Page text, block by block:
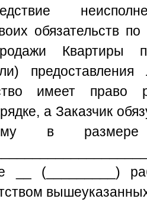
обязательств по
Квартиры
имеет право
а Заказчик
в размере
__ (_________)